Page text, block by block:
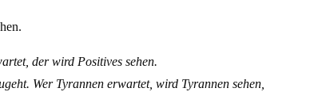
der wird Positives sehen.
Wer Tyrannen erwartet, wird Tyrannen sehen,